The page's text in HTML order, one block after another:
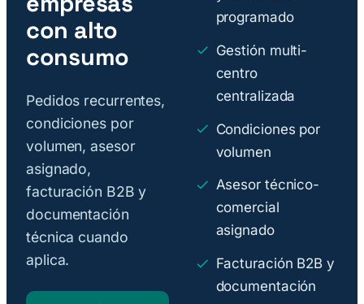
con alto
consumo
Pedidos recurrentes,
condiciones por
volumen, asesor
asignado,
facturación B2B y
documentación
técnica cuando
aplica.
programado
Gestión multi-
centro
centralizada
Condiciones por
volumen
Asesor técnico-
comercial
asignado
Facturación B2B y
documentación